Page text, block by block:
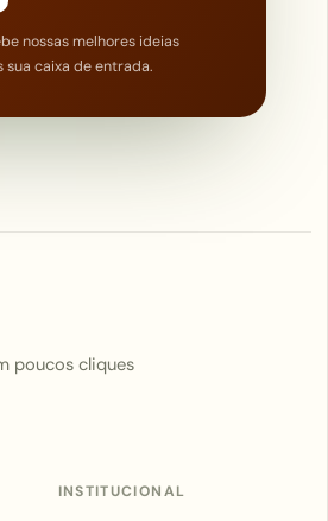
nossas melhores ideias
sua caixa de entrada.
poucos cliques
INSTITUCIONAL